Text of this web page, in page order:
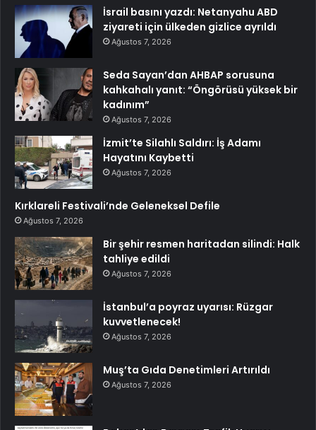
İsrail basını yazdı: Netanyahu ABD
ziyareti için ülkeden gizlice ayrıldı
Ağustos 7, 2026
Seda Sayan’dan AHBAP sorusuna
kahkahalı yanıt: “Öngörüsü yüksek bir
kadınım”
Ağustos 7, 2026
İzmit’te Silahlı Saldırı: İş Adamı
Hayatını Kaybetti
Ağustos 7, 2026
Kırklareli Festivali’nde Geleneksel Defile
Ağustos 7, 2026
Bir şehir resmen haritadan silindi: Halk
tahliye edildi
Ağustos 7, 2026
İstanbul’a poyraz uyarısı: Rüzgar
kuvvetlenecek!
Ağustos 7, 2026
Muş’ta Gıda Denetimleri Artırıldı
Ağustos 7, 2026